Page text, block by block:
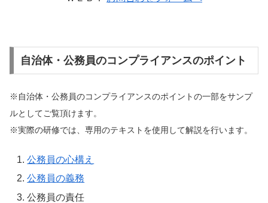
自治体・公務員のコンプライアンスのポイント
※自治体・公務員のコンプライアンスのポイントの一部をサンプ
ルとしてご覧頂けます。
※実際の研修では、専用のテキストを使用して解説を行います。
公務員の心構え
公務員の義務
公務員の責任